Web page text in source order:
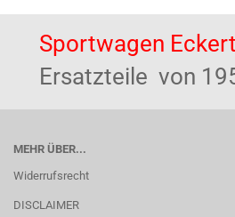
Sportwagen Eckert
Ersatzteile von
MEHR ÜBER...
Widerrufsrecht
DISCLAIMER